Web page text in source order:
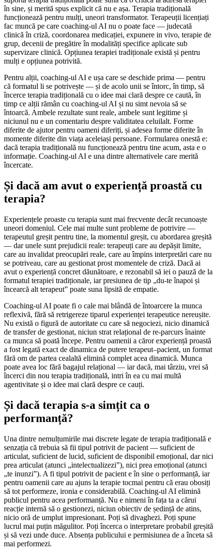
în sine, și merită spus explicit că nu e așa. Terapia tradițională
funcționează pentru mulți, uneori transformator. Terapeuții licențiați
fac muncă pe care coaching-ul AI nu o poate face — judecată
clinică în criză, coordonarea medicației, expunere in vivo, terapie de
grup, decenii de pregătire în modalități specifice aplicate sub
supervizare clinică. Opțiunea terapiei tradiționale există și pentru
mulți e opțiunea potrivită.
Pentru alții, coaching-ul AI e ușa care se deschide prima — pentru
că formatul li se potrivește — și de acolo unii se întorc, în timp, să
încerce terapia tradițională cu o idee mai clară despre ce caută, în
timp ce alții rămân cu coaching-ul AI și nu simt nevoia să se
întoarcă. Ambele rezultate sunt reale, ambele sunt legitime și
niciunul nu e un comentariu despre validitatea celuilalt. Forme
diferite de ajutor pentru oameni diferiți, și adesea forme diferite în
momente diferite din viața aceleiași persoane. Formularea onestă e:
dacă terapia tradițională nu funcționează pentru tine acum, asta e o
informație. Coaching-ul AI e una dintre alternativele care merită
încercate.
Și dacă am avut o experiență proastă cu
terapia?
Experiențele proaste cu terapia sunt mai frecvente decât recunoaște
uneori domeniul. Cele mai multe sunt probleme de potrivire —
terapeutul greșit pentru tine, la momentul greșit, cu abordarea greșită
— dar unele sunt prejudicii reale: terapeuți care au depășit limite,
care au invalidat preocupări reale, care au împins interpretări care nu
se potriveau, care au gestionat prost momentele de criză. Dacă ai
avut o experiență concret dăunătoare, e rezonabil să iei o pauză de la
formatul terapiei tradiționale, iar presiunea de tip „du-te înapoi și
încearcă alt terapeut” poate suna lipsită de empatie.
Coaching-ul AI poate fi o cale mai blândă de întoarcere la munca
reflexivă, fără să retrigereze tiparul experienței terapeutice nereușite.
Nu există o figură de autoritate cu care să negociezi, nicio dinamică
de transfer de gestionat, niciun strat relațional de re-parcurs înainte
ca munca să poată începe. Pentru oamenii a căror experiență proastă
a fost legată exact de dinamica de putere terapeut–pacient, un format
fără om de partea cealaltă elimină complet acea dinamică. Munca
poate avea loc fără bagajul relațional — iar dacă, mai târziu, vrei să
încerci din nou terapia tradițională, intri în ea cu mai multă
agentivitate și o idee mai clară despre ce cauți.
Și dacă terapia s-a simțit ca o
performanță?
Una dintre nemulțumirile mai discrete legate de terapia tradițională e
senzația că trebuia să fii tipul potrivit de pacient — suficient de
articulat, suficient de lucid, suficient de disponibil emoțional, dar nici
prea articulat (atunci „intelectualizezi”), nici prea emoțional (atunci
„te inunzi”). A fi tipul potrivit de pacient e în sine o performanță, iar
pentru oamenii care au ajuns la terapie tocmai pentru că erau obosiți
să tot performeze, ironia e considerabilă. Coaching-ul AI elimină
publicul pentru acea performanță. Nu e nimeni în fața ta a cărui
reacție internă să o gestionezi, niciun obiectiv de ședință de atins,
nicio oră de umplut impresionant. Poți să divaghezi. Poți spune
lucrul mai puțin măgulitor. Poți încerca o interpretare probabil greșită
și să vezi unde duce. Absența publicului e permisiunea de a înceta să
mai performezi.